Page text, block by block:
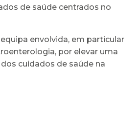
de saúde centrados no
envolvida, em particular
por elevar uma
cuidados de saúde na